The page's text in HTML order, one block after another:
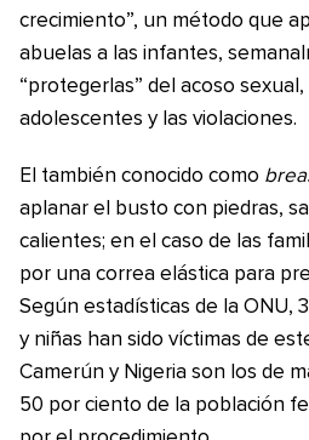
crecimiento”, un método que
abuelas a las infantes,
“protegerlas” del acoso
adolescentes y las violaciones.
El también conocido como
aplanar el busto con piedras,
calientes; en el caso de las
por una correa elástica para
Según estadísticas de la ONU,
y niñas han sido víctimas de
Camerún y Nigeria son los de
50 por ciento de la población